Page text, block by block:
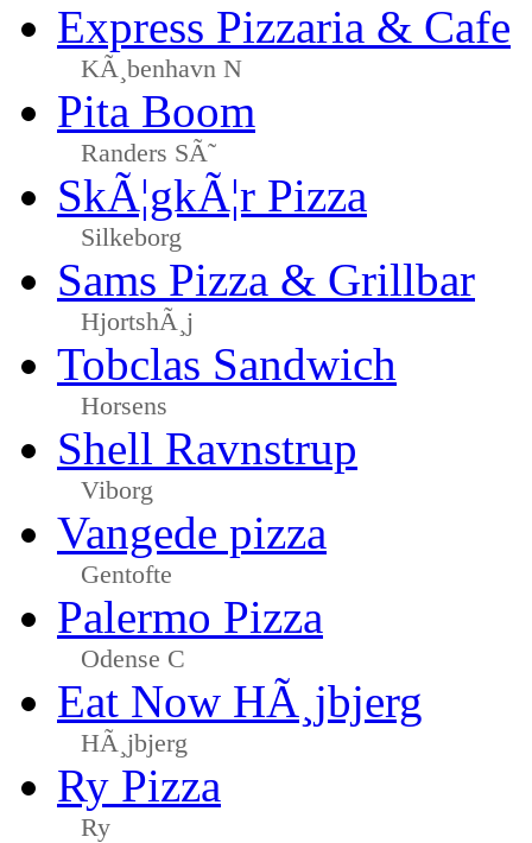
Express Pizzaria & Cafe
KÃ¸benhavn N
Pita Boom
Randers SÃ˜
SkÃ¦gkÃ¦r Pizza
Silkeborg
Sams Pizza & Grillbar
HjortshÃ¸j
Tobclas Sandwich
Horsens
Shell Ravnstrup
Viborg
Vangede pizza
Gentofte
Palermo Pizza
Odense C
Eat Now HÃ¸jbjerg
HÃ¸jbjerg
Ry Pizza
Ry